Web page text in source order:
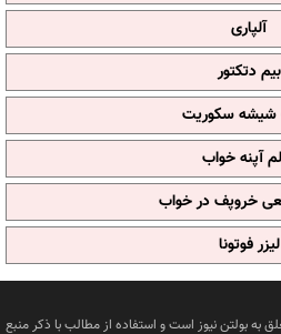
آلپاری
بیم دتکتور
شیشه سکوریت
آپنه خواب
خروپف در خواب
لیزر فوتونا
بولتن نیوز است و استفاده از مطالب با ذکر منبع